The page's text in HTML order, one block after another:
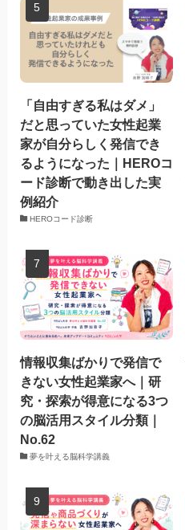
「自由すぎる私はダメ」
だと思っていた女性起業
家が自分らしく発信でき
るようになった｜HEROコ
ード診断で動き出した実
例紹介
HEROコード診断
情報収集ばかりで発信で
きない女性起業家へ｜研
究・探索が得意になる3つ
の脳活用スタイル分類｜
No.62
夢を叶える脳科学講義